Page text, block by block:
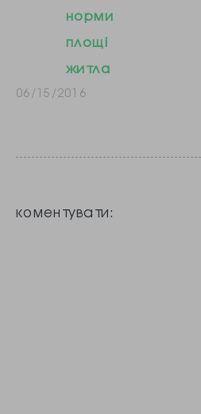
українців змушує
забудовників
зводиться, тим
його вартість.
норми
площі
житла
06/15/2016
коментувати: